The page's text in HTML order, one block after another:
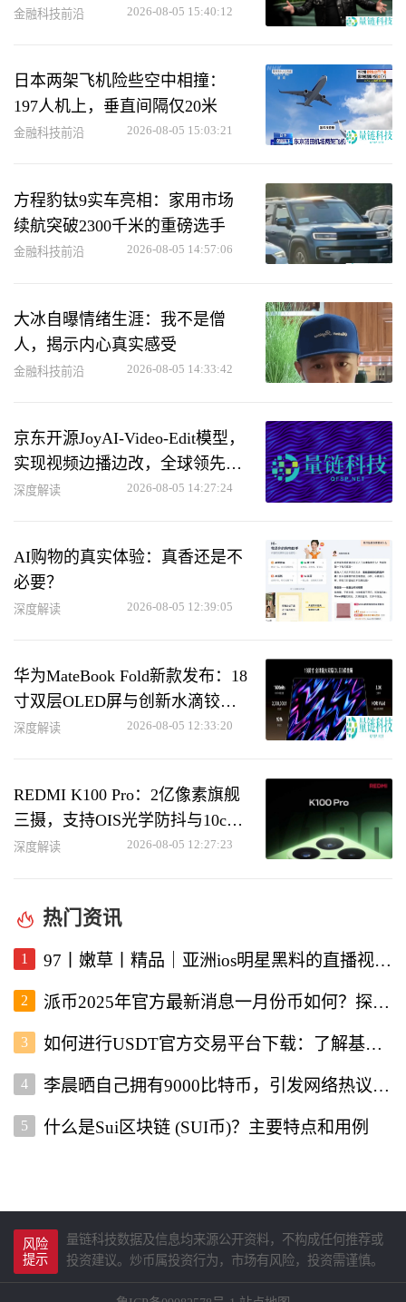
金融科技前沿 2026-08-05 15:40:12
日本两架飞机险些空中相撞：
197人机上，垂直间隔仅20米
金融科技前沿 2026-08-05 15:03:21
方程豹钛9实车亮相：家用市场
续航突破2300千米的重磅选手
金融科技前沿 2026-08-05 14:57:06
大冰自曝情绪生涯：我不是僧
人，揭示内心真实感受
金融科技前沿 2026-08-05 14:33:42
京东开源JoyAI-Video-Edit模型，
实现视频边播边改，全球领先综
合性能
深度解读 2026-08-05 14:27:24
AI购物的真实体验：真香还是不
必要？
深度解读 2026-08-05 12:39:05
华为MateBook Fold新款发布：18
寸双层OLED屏与创新水滴铰链
设计
深度解读 2026-08-05 12:33:20
REDMI K100 Pro：2亿像素旗舰
三摄，支持OIS光学防抖与10cm
长焦微距功能
深度解读 2026-08-05 12:27:23
热门资讯
1 97丨嫩草丨精品｜亚洲ios明星黑料的直播视频软件深度解析
2 派币2025年官方最新消息一月份币如何？探讨未来发展与行情走势
3 如何进行USDT官方交易平台下载：了解基本流程与注意事项
4 李晨晒自己拥有9000比特币，引发网络热议与投资者关注
5 什么是Sui区块链 (SUI币)？主要特点和用例
风险
提示
量链科技数据及信息均来源公开资料，不构成任何推荐或
投资建议。炒币属投资行为，市场有风险，投资需谨慎。